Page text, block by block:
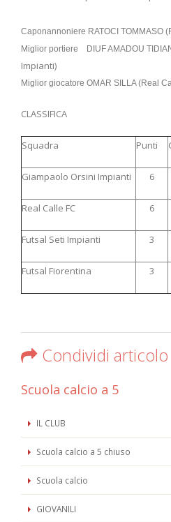
Caponannoniere RATOCI TOMMASO
Miglior portiere DIUF AMADOU
Impianti)
Miglior giocatore OMAR SILLA (Real
CLASSIFICA
Squadra Punti
Giampaolo Orsini Impianti 6
Real Calle FC 6
Futsal Seti Impianti 3
Futsal Fiorentina 3
Condividi articolo
Scuola calcio a 5
IL CLUB
Scuola calcio a 5 chiuso
Scuola calcio
GIOVANILI